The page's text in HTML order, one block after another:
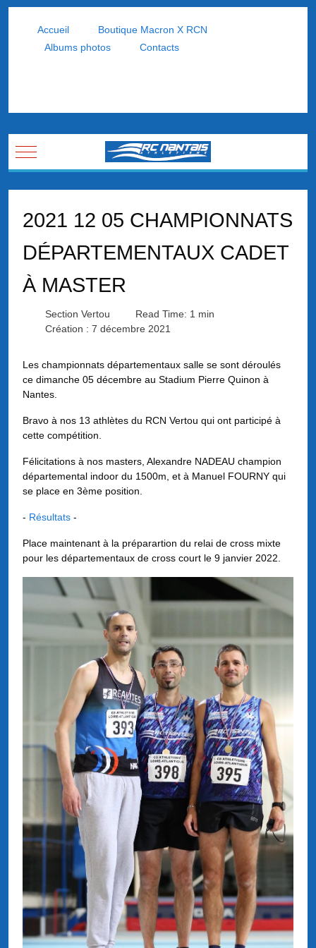
Accueil
Boutique Macron X RCN
Albums photos
Contacts
Mobile Menu Toggle
2021 12 05 CHAMPIONNATS
DÉPARTEMENTAUX CADET
À MASTER
Section Vertou
Read Time: 1 min
Création : 7 décembre 2021
Les championnats départementaux salle se sont déroulés
ce dimanche 05 décembre au Stadium Pierre Quinon à
Nantes.
Bravo à nos 13 athlètes du RCN Vertou qui ont participé à
cette compétition.
Félicitations à nos masters, Alexandre NADEAU champion
départemental indoor du 1500m, et à Manuel FOURNY qui
se place en 3ème position.
- Résultats -
Place maintenant à la préparartion du relai de cross mixte
pour les départementaux de cross court le 9 janvier 2022.